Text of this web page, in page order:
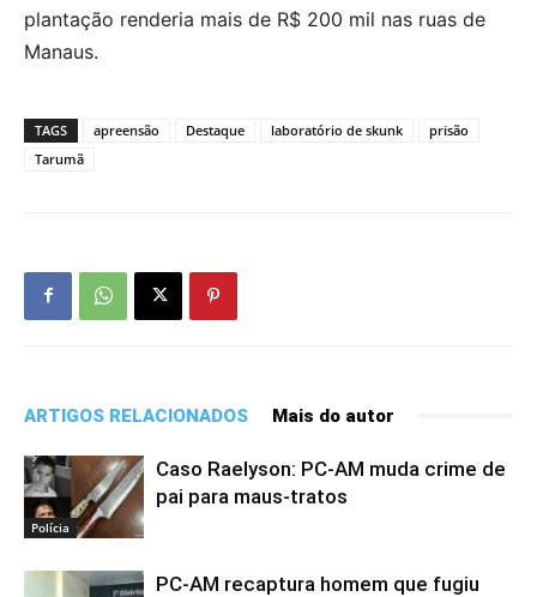
plantação renderia mais de R$ 200 mil nas ruas de
Manaus.
TAGS apreensão Destaque laboratório de skunk
prisão
Tarumã
ARTIGOS RELACIONADOS Mais do autor
Polícia
Caso Raelyson: PC-AM muda crime de
pai para maus-tratos
PC-AM recaptura homem que fugiu